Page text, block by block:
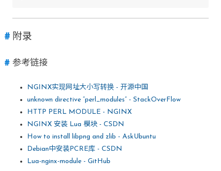
附录
参考链接
NGINX实现网址大小写转换 - 开源中国
unknown directive “perl_modules” - StackOverFlow
HTTP PERL MODULE - NGINX
NGINX 安装 Lua 模块 - CSDN
How to install libpng and zlib - AskUbuntu
Debian中安装PCRE库 - CSDN
Lua-nginx-module - GitHub